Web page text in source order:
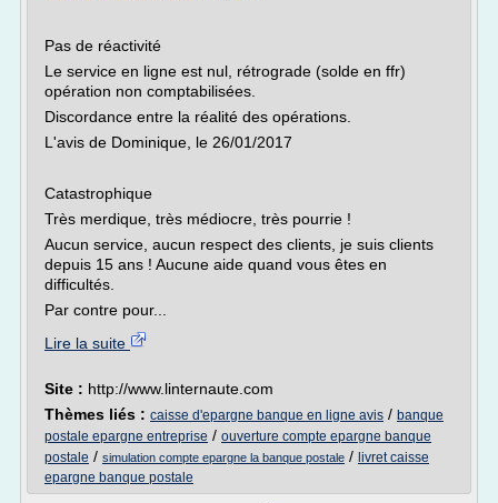
Pas de réactivité
Le service en ligne est nul, rétrograde (solde en ffr)
opération non comptabilisées.
Discordance entre la réalité des opérations.
L'avis de Dominique, le 26/01/2017
Catastrophique
Très merdique, très médiocre, très pourrie !
Aucun service, aucun respect des clients, je suis clients
depuis 15 ans ! Aucune aide quand vous êtes en
difficultés.
Par contre pour...
Lire la suite
Site : http://www.linternaute.com
Thèmes liés : caisse d'epargne banque en ligne avis / banque
postale epargne entreprise / ouverture compte epargne banque
postale / simulation compte epargne la banque postale / livret caisse
epargne banque postale